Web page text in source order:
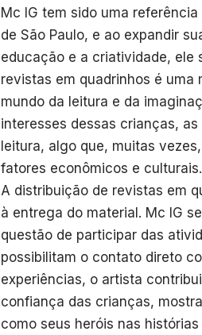
Mc IG tem sido uma
de São Paulo, e ao expandir
educação e a criatividade, ele
revistas em quadrinhos é
mundo da leitura e da
interesses dessas crianças,
leitura, algo que, muitas
fatores econômicos e culturais.
A distribuição de revistas em
à entrega do material. Mc IG
questão de participar das
possibilitam o contato direto
experiências, o artista
confiança das crianças,
como seus heróis nas